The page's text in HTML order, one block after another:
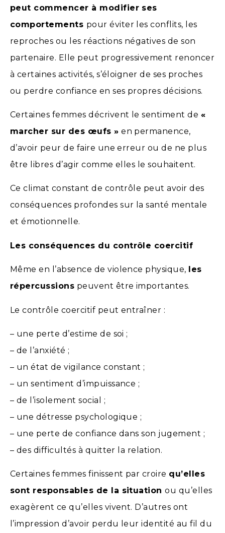
peut commencer à modifier ses
comportements pour éviter les conflits, les
reproches ou les réactions négatives de son
partenaire. Elle peut progressivement renoncer
à certaines activités, s’éloigner de ses proches
ou perdre confiance en ses propres décisions.
Certaines femmes décrivent le sentiment de «
marcher sur des œufs » en permanence,
d’avoir peur de faire une erreur ou de ne plus
être libres d’agir comme elles le souhaitent.
Ce climat constant de contrôle peut avoir des
conséquences profondes sur la santé mentale
et émotionnelle.
Les conséquences du contrôle coercitif
Même en l’absence de violence physique,
les
répercussions peuvent être importantes.
Le contrôle coercitif peut entraîner :
– une perte d’estime de soi ;
– de l’anxiété ;
– un état de vigilance constant ;
– un sentiment d’impuissance ;
– de l’isolement social ;
– une détresse psychologique ;
– une perte de confiance dans son jugement ;
– des difficultés à quitter la relation.
Certaines femmes finissent par croire qu’elles
sont responsables de la situationou qu’elles
exagèrent ce qu’elles vivent. D’autres ont
l’impression d’avoir perdu leur identité au fil du